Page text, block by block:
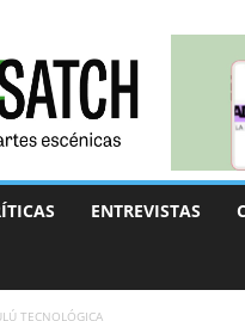
ENTREVISTAS
TECNOLÓGICA